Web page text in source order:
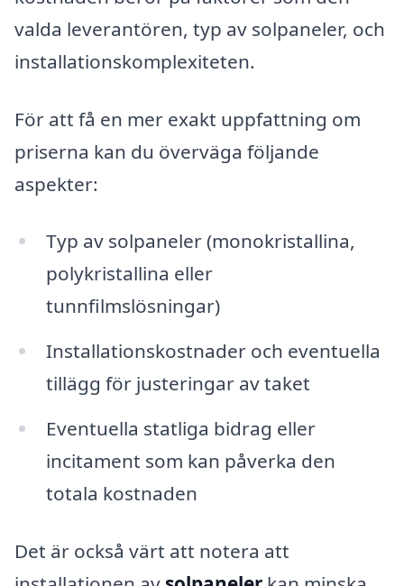
valda leverantören, typ av solpaneler, och
installationskomplexiteten.
För att få en mer exakt uppfattning om
priserna kan du överväga följande
aspekter:
Typ av solpaneler (monokristallina,
polykristallina eller
tunnfilmslösningar)
Installationskostnader och eventuella
tillägg för justeringar av taket
Eventuella statliga bidrag eller
incitament som kan påverka den
totala kostnaden
Det är också värt att notera att